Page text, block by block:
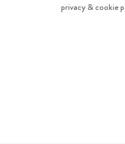
privacy & cookie